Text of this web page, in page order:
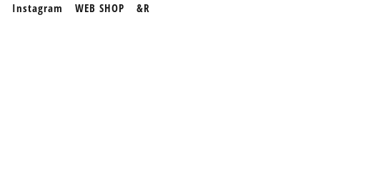
Instagram WEB SHOP &R